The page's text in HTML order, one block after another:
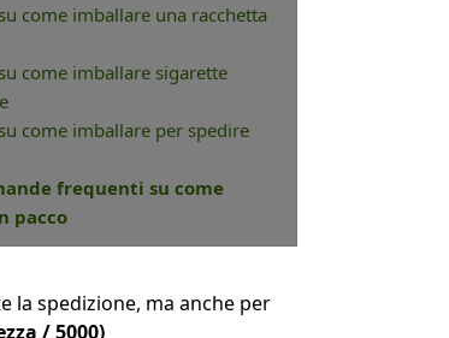
come imballare una racchetta
come imballare sigarette
come imballare per spedire
frequenti su come
pacco
la spedizione, ma anche per
/ 5000)